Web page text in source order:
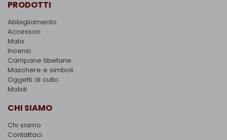
PRODOTTI
Abbigliamento
Accessori
Mala
Incensi
Campane tibetane
Maschere e simboli
Oggetti di culto
Mobili
CHI SIAMO
Chi siamo
Contattaci